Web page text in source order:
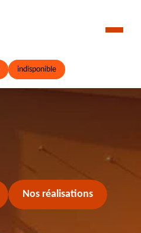
indisponible
Nos réalisations